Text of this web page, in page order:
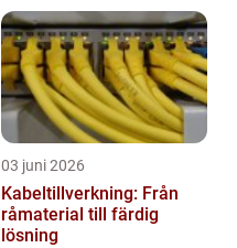
03 juni 2026
Kabeltillverkning: Från
råmaterial till färdig
lösning